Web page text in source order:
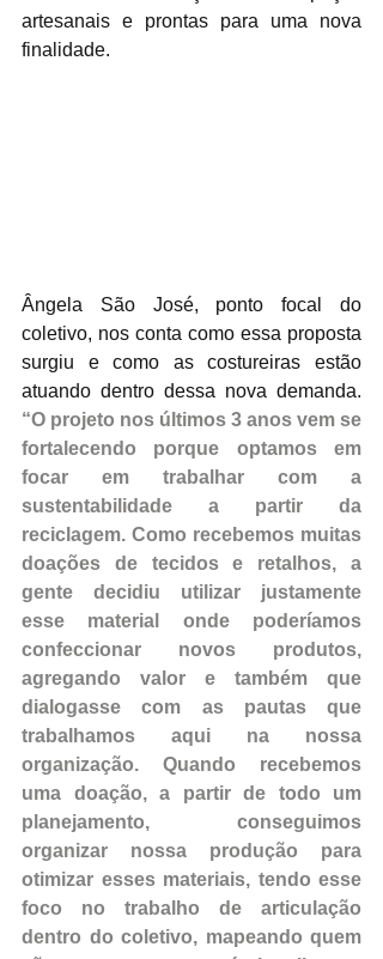
artesanais e prontas para uma nova
finalidade.
Ângela São José, ponto focal do
coletivo, nos conta como essa proposta
surgiu e como as costureiras estão
“O projeto nos últimos 3 anos vem se
fortalecendo porque optamos em
focar em trabalhar com a
sustentabilidade a partir da
reciclagem. Como recebemos muitas
doações de tecidos e retalhos, a
gente decidiu utilizar justamente
esse material onde poderíamos
confeccionar novos produtos,
agregando valor e também que
dialogasse com as pautas que
trabalhamos aqui na nossa
organização. Quando recebemos
uma doação, a partir de todo um
planejamento, conseguimos
organizar nossa produção para
otimizar esses materiais, tendo esse
foco no trabalho de articulação
dentro do coletivo, mapeando quem